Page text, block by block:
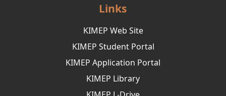
Links
KIMEP Web Site
KIMEP Student Portal
KIMEP Application Portal
KIMEP Library